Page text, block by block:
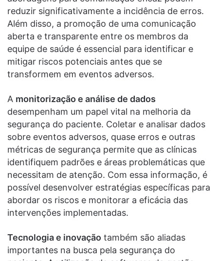
reduzir significativamente a incidência de erros.
Além disso, a promoção de uma comunicação
aberta e transparente entre os membros da
equipe de saúde é essencial para identificar e
mitigar riscos potenciais antes que se
transformem em eventos adversos.
A monitorização e análise de dados
desempenham um papel vital na melhoria da
segurança do paciente. Coletar e analisar dados
sobre eventos adversos, quase erros e outras
métricas de segurança permite que as clínicas
identifiquem padrões e áreas problemáticas que
necessitam de atenção. Com essa informação, é
possível desenvolver estratégias específicas para
abordar os riscos e monitorar a eficácia das
intervenções implementadas.
Tecnologia e inovação também são aliadas
importantes na busca pela segurança do